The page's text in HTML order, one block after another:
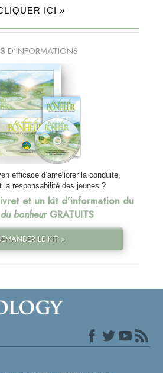
ICI »
D’INFORMATIONS
efficace d’améliorer la conduite,
la responsabilité des jeunes ?
et un kit d’information du
bonheurGRATUITS
LE KIT »